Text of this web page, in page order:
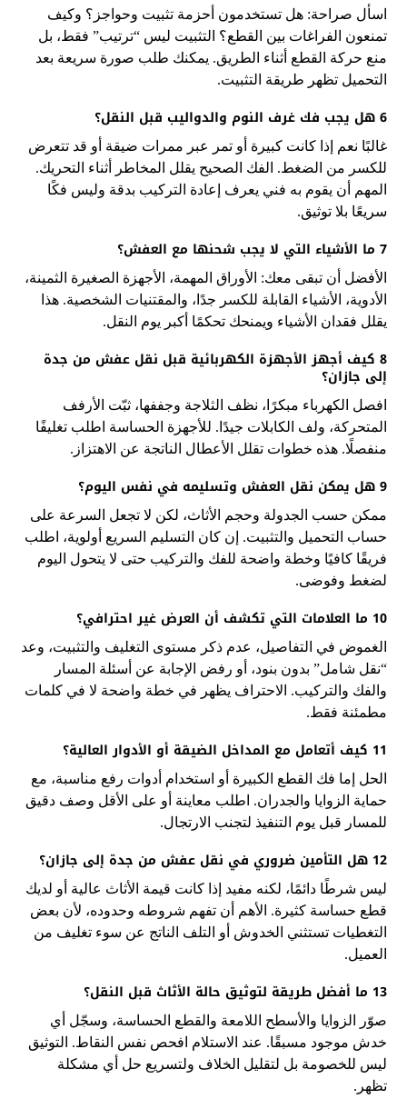
اسأل صراحة: هل تستخدمون أحزمة تثبيت وحواجز؟ وكيف
تمنعون الفراغات بين القطع؟ التثبيت ليس “ترتيب” فقط، بل
منع حركة القطع أثناء الطريق. يمكنك طلب صورة سريعة بعد
التحميل تظهر طريقة التثبيت.
6 هل يجب فك غرف النوم والدواليب قبل النقل؟
غالبًا نعم إذا كانت كبيرة أو تمر عبر ممرات ضيقة أو قد تتعرض
للكسر من الضغط. الفك الصحيح يقلل المخاطر أثناء التحريك.
المهم أن يقوم به فني يعرف إعادة التركيب بدقة وليس فكًا
سريعًا بلا توثيق.
7 ما الأشياء التي لا يجب شحنها مع العفش؟
الأفضل أن تبقى معك: الأوراق المهمة، الأجهزة الصغيرة الثمينة،
الأدوية، الأشياء القابلة للكسر جدًا، والمقتنيات الشخصية. هذا
يقلل فقدان الأشياء ويمنحك تحكمًا أكبر يوم النقل.
8 كيف أجهز الأجهزة الكهربائية قبل نقل عفش من جدة
إلى جازان؟
افصل الكهرباء مبكرًا، نظف الثلاجة وجففها، ثبّت الأرفف
المتحركة، ولف الكابلات جيدًا. للأجهزة الحساسة اطلب تغليفًا
منفصلًا. هذه خطوات تقلل الأعطال الناتجة عن الاهتزاز.
9 هل يمكن نقل العفش وتسليمه في نفس اليوم؟
ممكن حسب الجدولة وحجم الأثاث، لكن لا تجعل السرعة على
حساب التحميل والتثبيت. إن كان التسليم السريع أولوية، اطلب
فريقًا كافيًا وخطة واضحة للفك والتركيب حتى لا يتحول اليوم
لضغط وفوضى.
10 ما العلامات التي تكشف أن العرض غير احترافي؟
الغموض في التفاصيل، عدم ذكر مستوى التغليف والتثبيت، وعد
“نقل شامل” بدون بنود، أو رفض الإجابة عن أسئلة المسار
والفك والتركيب. الاحتراف يظهر في خطة واضحة لا في كلمات
مطمئنة فقط.
11 كيف أتعامل مع المداخل الضيقة أو الأدوار العالية؟
الحل إما فك القطع الكبيرة أو استخدام أدوات رفع مناسبة، مع
حماية الزوايا والجدران. اطلب معاينة أو على الأقل وصف دقيق
للمسار قبل يوم التنفيذ لتجنب الارتجال.
12 هل التأمين ضروري في نقل عفش من جدة إلى جازان؟
ليس شرطًا دائمًا، لكنه مفيد إذا كانت قيمة الأثاث عالية أو لديك
قطع حساسة كثيرة. الأهم أن تفهم شروطه وحدوده، لأن بعض
التغطيات تستثني الخدوش أو التلف الناتج عن سوء تغليف من
العميل.
13 ما أفضل طريقة لتوثيق حالة الأثاث قبل النقل؟
صوّر الزوايا والأسطح اللامعة والقطع الحساسة، وسجّل أي
خدش موجود مسبقًا. عند الاستلام افحص نفس النقاط. التوثيق
ليس للخصومة بل لتقليل الخلاف ولتسريع حل أي مشكلة
تظهر.